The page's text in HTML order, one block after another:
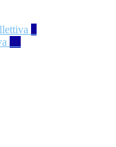
2
10